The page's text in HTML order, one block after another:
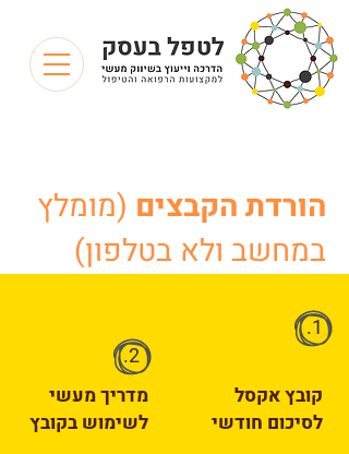
הורדת הקבצים (מומלץ
במחשב ולא בטלפון)
קובץ אקסל
לסיכום חודשי
2.
מדריך מעשי
לשימוש בקובץ
1.